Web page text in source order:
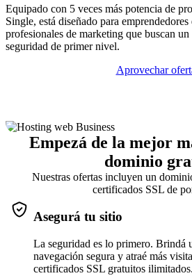
Equipado con 5 veces más potencia de
Single, está diseñado para
profesionales de marketing que buscan
seguridad de primer nivel.
Aprovechar
Empezá de la mejor
dominio
Nuestras ofertas incluyen un
certificados SSL de
Asegurá tu sitio
La seguridad es lo primero. Brindá
navegación segura y atraé más
certificados SSL gratuitos ilimitados.